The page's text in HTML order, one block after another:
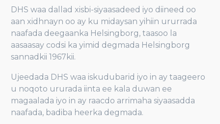
DHS waa dallad xisbi-siyaasadeed iyo diineed oo
aan xidhnayn oo ay ku midaysan yihiin ururrada
naafada deegaanka Helsingborg, taasoo la
aasaasay codsi ka yimid degmada Helsingborg
sannadkii 1967kii.
Ujeedada DHS waa iskudubarid iyo in ay taageero
u noqoto ururada iinta ee kala duwan ee
magaalada iyo in ay raacdo arrimaha siyaasadda
naafada, badiba heerka degmada.